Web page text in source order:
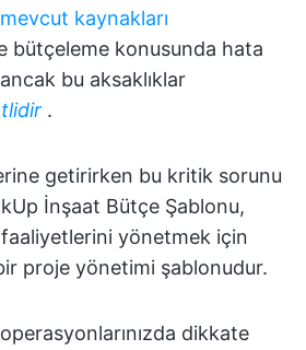
mevcut kaynakları
bütçeleme konusunda hata
bu aksaklıklar
.
getirirken bu kritik sorunu
İnşaat Bütçe Şablonu,
yönetmek için
proje yönetimi şablonudur.
dikkate